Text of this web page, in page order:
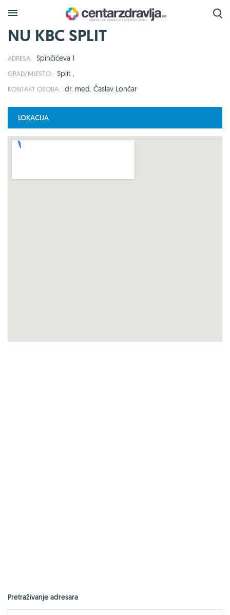
NU KBC SPLIT
ADRESA: Spinčićeva 1
GRAD/MJESTO: Split ,
KONTAKT OSOBA: dr. med. Časlav Lončar
LOKACIJA
Pretraživanje adresara